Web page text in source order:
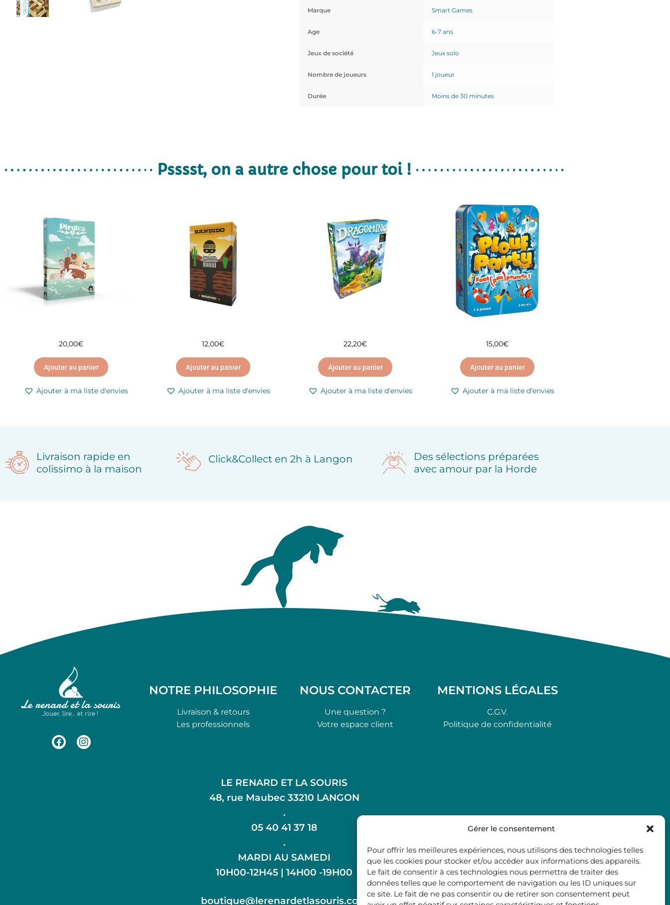
Gérer le consentement
Pour offrir les meilleures expériences, nous utilisons des technologies telles
que les cookies pour stocker et/ou accéder aux informations des appareils.
Le fait de consentir à ces technologies nous permettra de traiter des
données telles que le comportement de navigation ou les ID uniques sur
ce site. Le fait de ne pas consentir ou de retirer son consentement peut
Marque Smart Games
Age 6-7 ans
Jeux de société Jeux solo
Nombre de joueurs 1 joueur
Durée Moins de 30 minutes
Psssst, on a autre chose pour toi !
20,00€
Ajouter au panier
Ajouter à ma liste d'envies
12,00€
Ajouter au panier
Ajouter à ma liste d'envies
22,20€
Ajouter au panier
Ajouter à ma liste d'envies
15,00€
Ajouter au panier
Ajouter à ma liste d'envies
Livraison rapide en
colissimo à la maison
Click&Collect en 2h à Langon
Des sélections préparées
avec amour par la Horde
NOTRE PHILOSOPHIE
Livraison & retours
Les professionnels
NOUS CONTACTER
Une question ?
Votre espace client
MENTIONS LÉGALES
C.G.V.
Politique de confidentialité
LE RENARD ET LA SOURIS
48, rue Maubec 33210 LANGON
.
05 40 41 37 18
.
MARDI AU SAMEDI
10H00-12H45 | 14H00 -19H00
boutique@lerenardetlasouris.com